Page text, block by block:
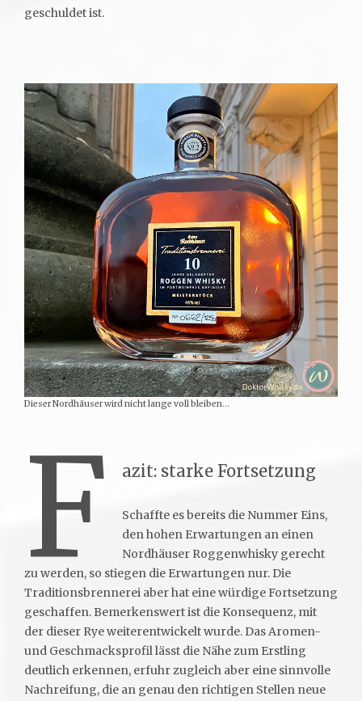
geschuldet ist.
Dieser Nordhäuser wird nicht lange voll bleiben…
F azit: starke Fortsetzung
Schaffte es bereits die Nummer Eins,
den hohen Erwartungen an einen
Nordhäuser Roggenwhisky gerecht
zu werden, so stiegen die Erwartungen nur. Die
Traditionsbrennerei aber hat eine würdige Fortsetzung
geschaffen. Bemerkenswert ist die Konsequenz, mit
der dieser Rye weiterentwickelt wurde. Das Aromen-
und Geschmacksprofil lässt die Nähe zum Erstling
deutlich erkennen, erfuhr zugleich aber eine sinnvolle
Nachreifung, die an genau den richtigen Stellen neue